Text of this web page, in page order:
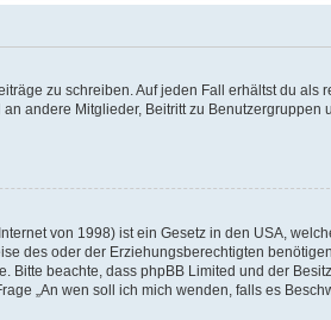
zu schreiben. Auf jeden Fall erhältst du als
andere Mitglieder, Beitritt zu Benutzergruppen
von 1998) ist ein Gesetz in den USA,
des oder der Erziehungsberechtigten
Bitte beachte, dass phpBB Limited und der
„An wen soll ich mich wenden, falls es